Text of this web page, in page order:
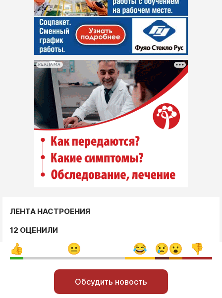
РЕКЛАМА
ЛЕНТА НАСТРОЕНИЯ
12 ОЦЕНИЛИ
Обсудить новость